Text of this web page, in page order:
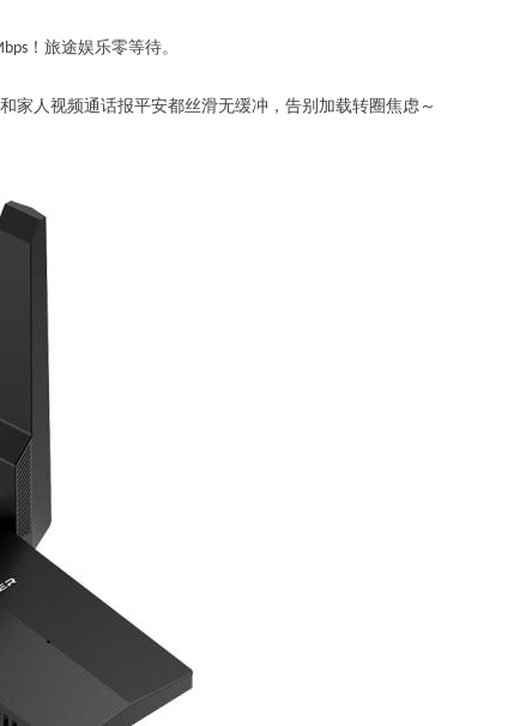
！旅途娱乐零等待。
和家人视频通话报平安都丝滑无缓冲，告别加载转圈焦虑～